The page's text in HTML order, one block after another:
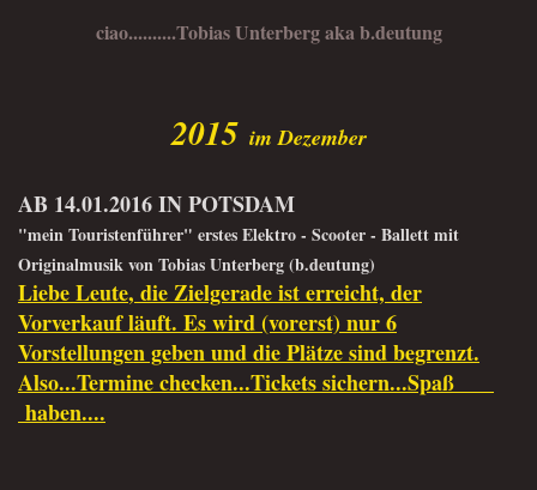
ciao..........Tobias Unterberg aka b.deutung
2015 im Dezember
AB 14.01.2016 IN POTSDAM
"mein Touristenführer" erstes Elektro - Scooter - Ballett mit
Originalmusik von Tobias Unterberg (b.deutung)
Liebe Leute, die Zielgerade ist erreicht, der
Vorverkauf läuft. Es wird (vorerst) nur 6
Vorstellungen geben und die Plätze sind begrenzt.
Also...Termine checken...Tickets sichern...Spaß
haben....